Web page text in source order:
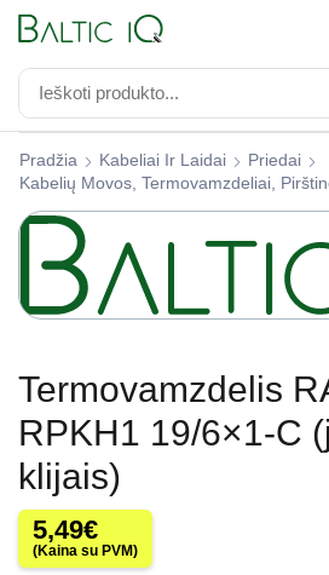
Pradžia Kabeliai Ir Laidai
Priedai
Kabelių Movos, Termovamzdeliai,
Termovamzdelis
RPKH1 19/6×1-C
klijais)
5,49€
(Kaina su PVM)